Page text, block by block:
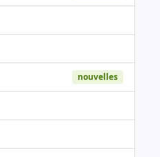
nouvelles